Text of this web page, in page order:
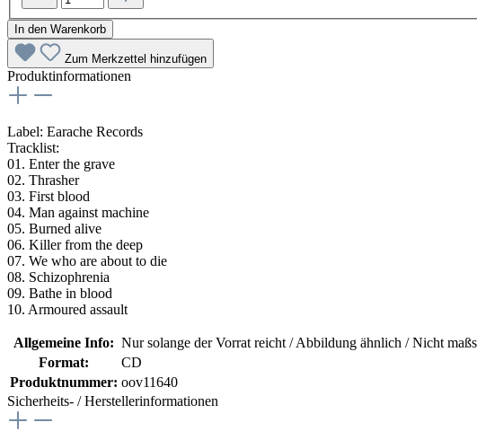
In den Warenkorb
Zum Merkzettel hinzufügen
Produktinformationen
Label: Earache Records
Tracklist:
01. Enter the grave
02. Thrasher
03. First blood
04. Man against machine
05. Burned alive
06. Killer from the deep
07. We who are about to die
08. Schizophrenia
09. Bathe in blood
10. Armoured assault
Allgemeine Info: Nur solange der Vorrat reicht / Abbildung ähnlich / Nicht
Format:
CD
Produktnummer: oov11640
Sicherheits- / Herstellerinformationen